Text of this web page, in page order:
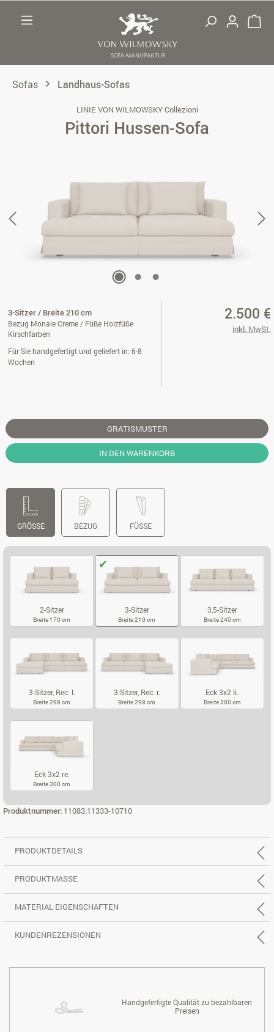
Sofas Landhaus-Sofas
LINIE VON WILMOWSKY Collezioni
Pittori Hussen-Sofa
3-Sitzer / Breite 210 cm
Bezug Monale Creme / Füße Holzfüße
Kirschfarben
Für Sie handgefertigt und geliefert in: 6-8
Wochen
2.500 €
inkl. MwSt.
GRATISMUSTER
IN DEN WARENKORB
GRÖSSE BEZUG FÜSSE
2-Sitzer
Breite 170 cm
3-Sitzer
Breite 210 cm
3,5-Sitzer
Breite 240 cm
3-Sitzer, Rec. l.
Breite 298 cm
3-Sitzer, Rec. r.
Breite 298 cm
Eck 3x2 li.
Breite 300 cm
Eck 3x2 re.
Breite 300 cm
Produktnummer: 11083.11333-10710
PRODUKTDETAILS
PRODUKTMASSE
MATERIAL EIGENSCHAFTEN
KUNDENREZENSIONEN
Handgefertigte Qualität zu bezahlbaren
Preisen